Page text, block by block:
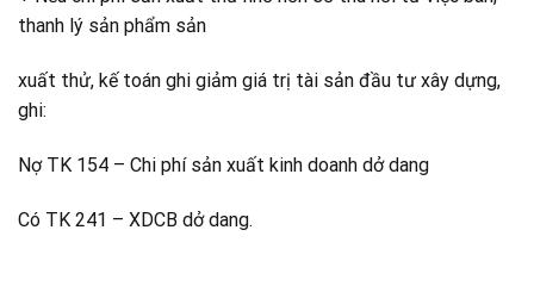
thanh lý sản phẩm sản
xuất thử, kế toán ghi giảm giá trị tài sản đầu tư xây dựng,
ghi:
Nợ TK 154 – Chi phí sản xuất kinh doanh dở dang
Có TK 241 – XDCB dở dang.